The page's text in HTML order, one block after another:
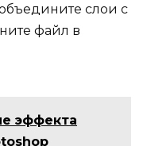
слои с
файл в
эффекта